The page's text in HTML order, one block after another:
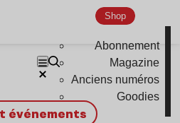
Shop
Abonnement
Magazine
Anciens numéros
Goodies
événements